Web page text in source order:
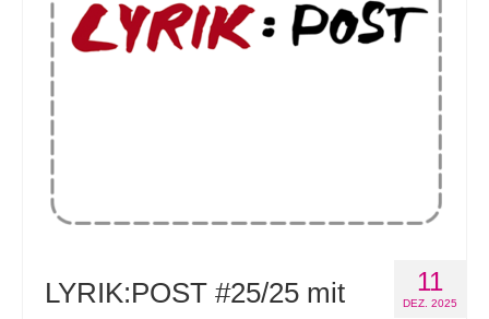
11
DEZ. 2025
LYRIK:POST #25/25 mit